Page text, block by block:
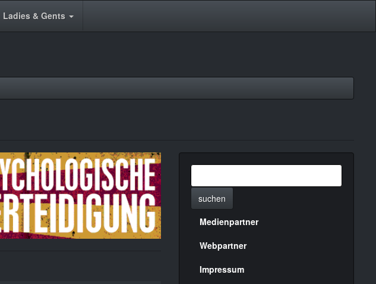
Ladies & Gents
suchen
Menülinks
rechte
Seite
Medienpartner
Webpartner
Impressum